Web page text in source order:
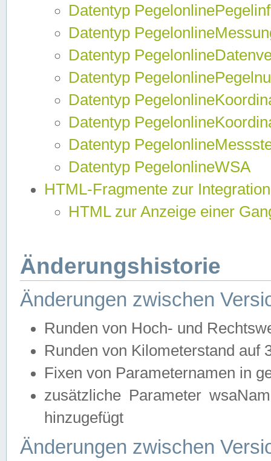
Datentyp
Datentyp
Datentyp
Datentyp
Datentyp
Datentyp
Datentyp
Datentyp PegelonlineWSA
HTML-Fragmente zur
HTML zur Anzeige einer
Änderungshistorie
Änderungen zwischen
Runden von Hoch- und
Runden von Kilometerstand auf
Fixen von Parameternamen in
zusätzliche Parameter
hinzugefügt
Änderungen zwischen